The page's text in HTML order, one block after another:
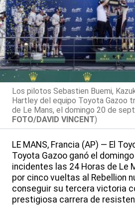
Los pilotos Sebastien Buemi,
Hartley del equipo Toyota Gazoo
de Le Mans, el domingo 20 de
FOTO/DAVID VINCENT)
LE MANS, Francia (AP) — El
Toyota Gazoo ganó el
incidentes las 24 Horas de Le
por cinco vueltas al Rebellion
conseguir su tercera victoria
prestigiosa carrera de